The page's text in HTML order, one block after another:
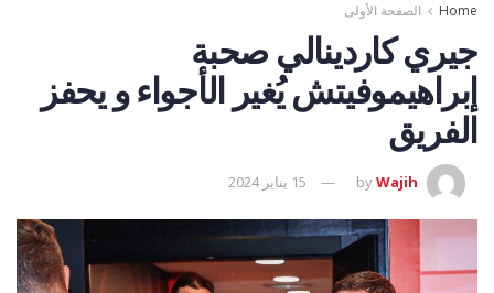
Home الصفحة الأولى
جيري كاردينالي صحبة
إبراهيموفيتش يُغير الأجواء و يحفز
الفريق
byWajih 15 يناير 2024